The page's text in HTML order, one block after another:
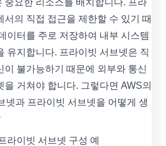
서의 직접 접근을 제한할 수 있기 때
이터를 주로 저장하여 내부 시스템
유지합니다. 프라이빗 서브넷은 직
이 불가능하기 때문에 외부와 통신
거쳐야 합니다. 그렇다면 AWS의
넷과 프라이빗 서브넷을 어떻게 생
라이빗 서브넷 구성 예